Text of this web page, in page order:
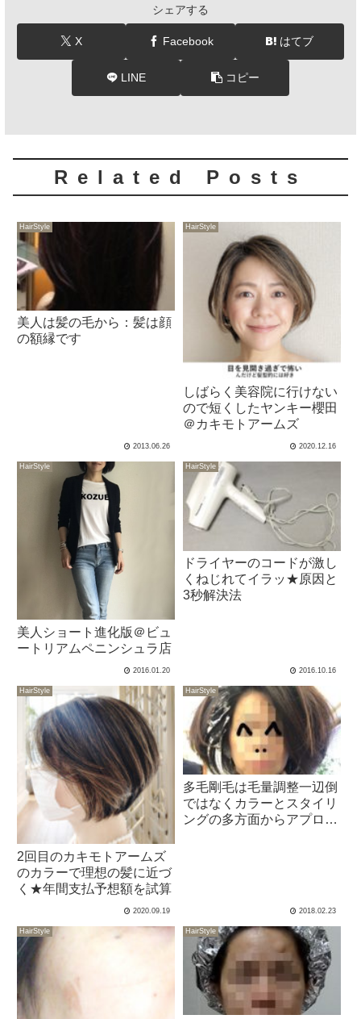
シェアする
X Facebook はてブ
LINE コピー
Related Posts
HairStyle
美人は髪の毛から：髪は顔
の額縁です
2013.06.26
HairStyle
しばらく美容院に行けない
ので短くしたヤンキー櫻田
＠カキモトアームズ
2020.12.16
HairStyle
美人ショート進化版＠ビュ
ートリアムペニンシュラ店
2016.01.20
HairStyle
ドライヤーのコードが激し
くねじれてイラッ★原因と
3秒解決法
2016.10.16
HairStyle
2回目のカキモトアームズ
のカラーで理想の髪に近づ
く★年間支払予想額を試算
2020.09.19
HairStyle
多毛剛毛は毛量調整一辺倒
ではなくカラーとスタイリ
ングの多方面からアプロー
2018.02.23
HairStyle HairStyle